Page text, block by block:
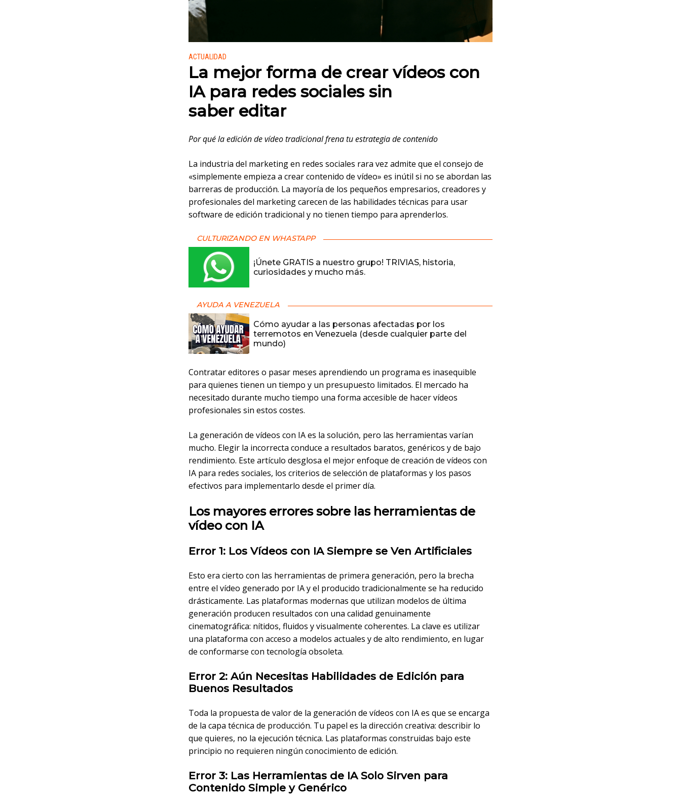
Publicado en:
ACTUALIDAD
La mejor forma de crear vídeos con
IA para redes sociales sin
saber editar
Por qué la edición de vídeo tradicional frena tu estrategia de contenido
La industria del marketing en redes sociales rara vez admite que el consejo de
«simplemente empieza a crear contenido de vídeo» es inútil si no se abordan las
barreras de producción. La mayoría de los pequeños empresarios, creadores y
profesionales del marketing carecen de las habilidades técnicas para usar
software de edición tradicional y no tienen tiempo para aprenderlos.
CULTURIZANDO EN WHASTAPP
¡Únete GRATIS a nuestro grupo! TRIVIAS, historia,
curiosidades y mucho más.
AYUDA A VENEZUELA
Cómo ayudar a las personas afectadas por los
terremotos en Venezuela (desde cualquier parte del
mundo)
Contratar editores o pasar meses aprendiendo un programa es inasequible
para quienes tienen un tiempo y un presupuesto limitados. El mercado ha
necesitado durante mucho tiempo una forma accesible de hacer vídeos
profesionales sin estos costes.
La generación de vídeos con IA es la solución, pero las herramientas varían
mucho. Elegir la incorrecta conduce a resultados baratos, genéricos y de bajo
rendimiento. Este artículo desglosa el mejor enfoque de creación de vídeos con
IA para redes sociales, los criterios de selección de plataformas y los pasos
efectivos para implementarlo desde el primer día.
Los mayores errores sobre las herramientas de
vídeo con IA
Error 1: Los Vídeos con IA Siempre se Ven Artificiales
Esto era cierto con las herramientas de primera generación, pero la brecha
entre el vídeo generado por IA y el producido tradicionalmente se ha reducido
drásticamente. Las plataformas modernas que utilizan modelos de última
generación producen resultados con una calidad genuinamente
cinematográfica: nítidos, fluidos y visualmente coherentes. La clave es utilizar
una plataforma con acceso a modelos actuales y de alto rendimiento, en lugar
de conformarse con tecnología obsoleta.
Error 2: Aún Necesitas Habilidades de Edición para
Buenos Resultados
Toda la propuesta de valor de la generación de vídeos con IA es que se encarga
de la capa técnica de producción. Tu papel es la dirección creativa: describir lo
que quieres, no la ejecución técnica. Las plataformas construidas bajo este
principio no requieren ningún conocimiento de edición.
Error 3: Las Herramientas de IA Solo Sirven para
Contenido Simple y Genérico